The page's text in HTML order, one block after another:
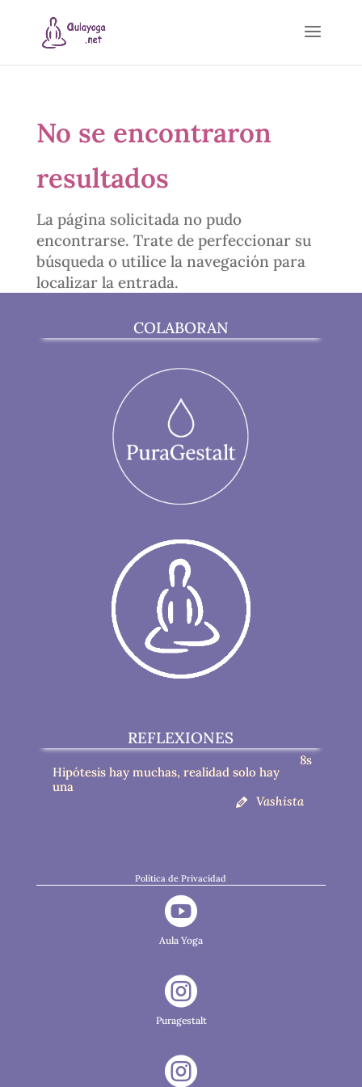
No se encontraron
resultados
La página solicitada no pudo
encontrarse. Trate de perfeccionar su
búsqueda o utilice la navegación para
localizar la entrada.
COLABORAN
REFLEXIONES
8s
Hipótesis hay muchas, realidad solo hay
una
Vashista
Política de Privacidad

Aula Yoga

Puragestalt
